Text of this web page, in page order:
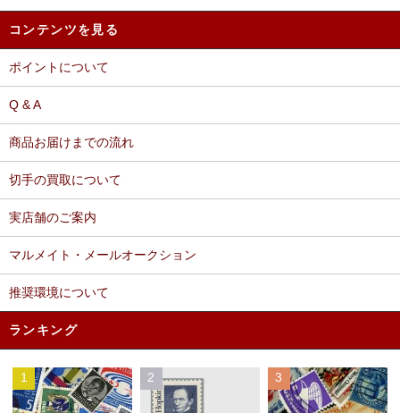
コンテンツを見る
ポイントについて
Q & A
商品お届けまでの流れ
切手の買取について
実店舗のご案内
マルメイト・メールオークション
推奨環境について
ランキング
1 2 3